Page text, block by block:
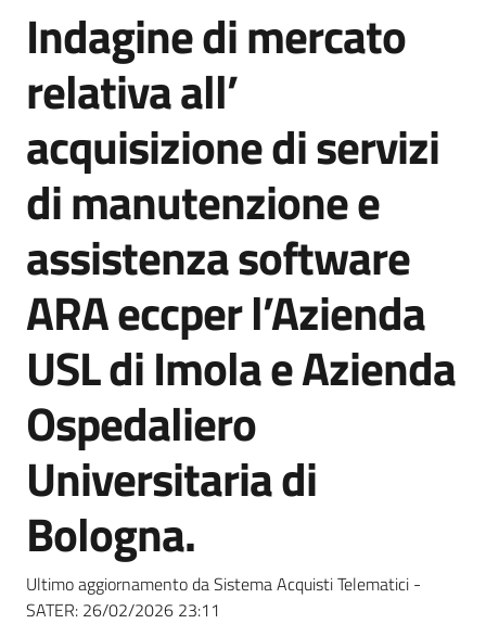
e
strumenti
acquisto
Supporto
Piattaforme
telematiche
English
site
Seguici
su
Salta al contenuto
Indagine di mercato
relativa all’
acquisizione di servizi
di manutenzione e
assistenza software
ARA eccper l’Azienda
USL di Imola e Azienda
Ospedaliero
Universitaria di
Bologna.
Ultimo aggiornamento da Sistema Acquisti Telematici -
SATER: 26/02/2026 23:11